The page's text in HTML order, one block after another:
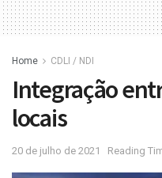
Home CDLI / NDI
Integração
locais
20 de julho de 2021 Reading